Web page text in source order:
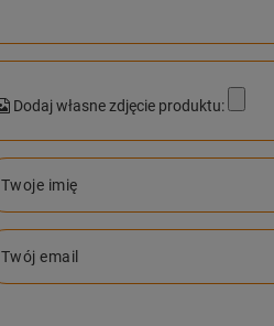
Dodaj własne zdjęcie produktu:
Twoje imię
Twój email